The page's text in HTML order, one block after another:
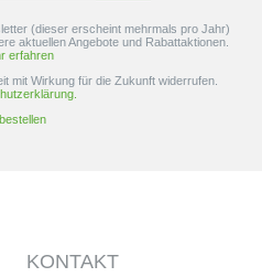
(dieser erscheint mehrmals pro Jahr)
aktuellen Angebote und Rabattaktionen.
erfahren
mit Wirkung für die Zukunft widerrufen.
KONTAKT